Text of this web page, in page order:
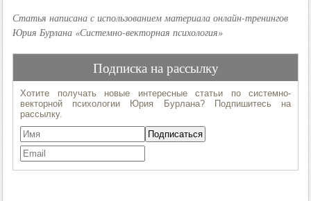
Статья написана с использованием материала онлайн-тренингов
Юрия Бурлана «Системно-векторная психология»